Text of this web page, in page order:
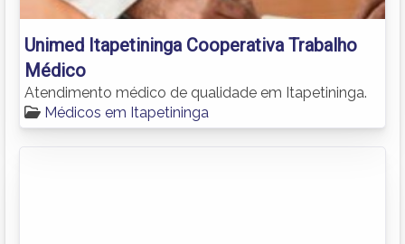
Unimed Itapetininga Cooperativa Trabalho
Médico
Atendimento médico de qualidade em Itapetininga.
Médicos em Itapetininga